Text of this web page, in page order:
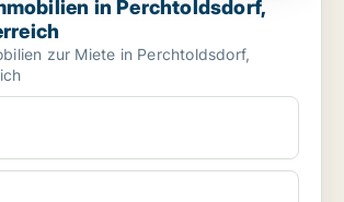
in Perchtoldsdorf,
zur Miete in Perchtoldsdorf,